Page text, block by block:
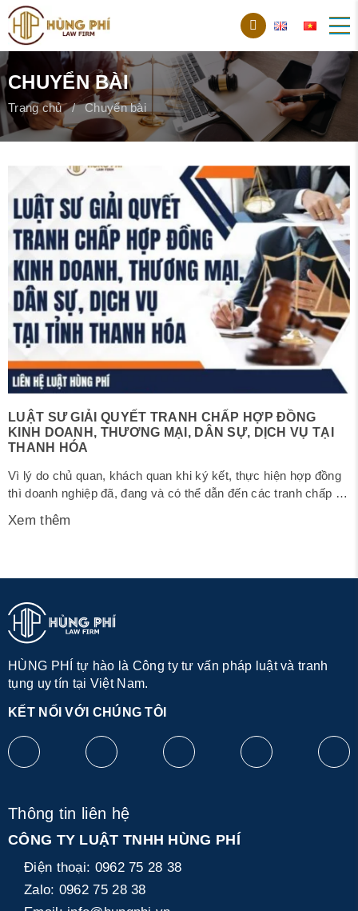
CHUYỂN BÀI
Trang chủ Chuyển bài
LUẬT SƯ GIẢI QUYẾT TRANH CHẤP HỢP ĐỒNG
KINH DOANH, THƯƠNG MẠI, DÂN SỰ, DỊCH VỤ TẠI
THANH HÓA
Vì lý do chủ quan, khách quan khi ký kết, thực hiện hợp đồng
thì doanh nghiệp đã, đang và có thể dẫn đến các tranh chấp về
việc tìm kiếm Luật sư tư vấn và giải quyết tranh chấp hợp
Xem thêm
HÙNG PHÍ tự hào là Công ty tư vấn pháp luật và tranh
tụng uy tín tại Việt Nam.
KẾT NỐI VỚI CHÚNG TÔI
Thông tin liên hệ
CÔNG TY LUẬT TNHH HÙNG PHÍ
Điện thoại: 0962 75 28 38
Zalo: 0962 75 28 38